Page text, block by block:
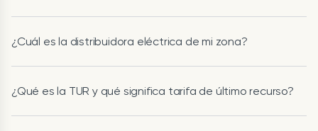
¿Cuál es la distribuidora eléctrica de mi zona?
¿Qué es la TUR y qué significa tarifa de último recurso?